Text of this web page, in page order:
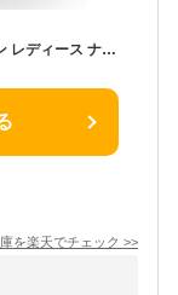
【半額以下セール★3,960⇒1,780円】スリッポン レディース ナースシューズ スリッポン ウォーキングシューズ スニーカー スポーツシューズ メンズ カジュアルシューズ カップル靴 履きやすい 甲高 婦人靴 超軽量通気 滑り止 男女兼用 高齢者 23.0-25.5
を楽天でチェック >>